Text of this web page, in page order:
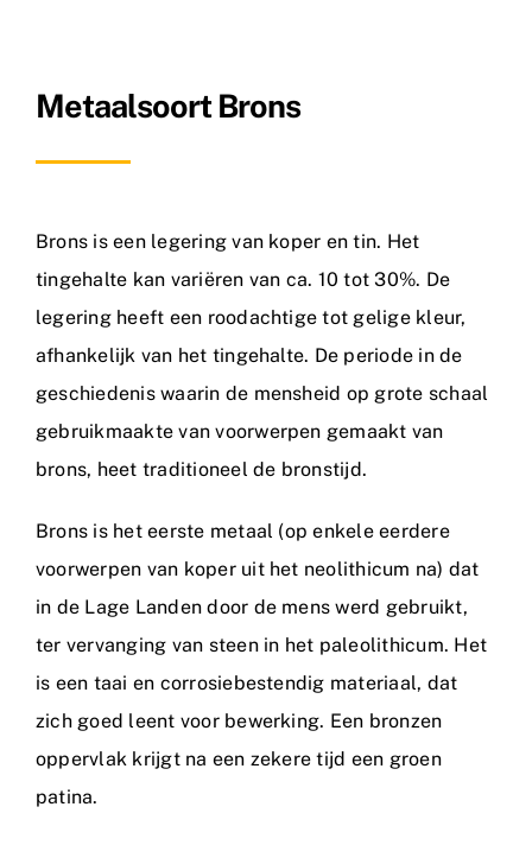
Contact
Metaalsoort Brons
Brons is een legering van koper en tin. Het
tingehalte kan variëren van ca. 10 tot 30%. De
legering heeft een roodachtige tot gelige kleur,
afhankelijk van het tingehalte. De periode in de
geschiedenis waarin de mensheid op grote schaal
gebruikmaakte van voorwerpen gemaakt van
brons, heet traditioneel de bronstijd.
Brons is het eerste metaal (op enkele eerdere
voorwerpen van koper uit het neolithicum na) dat
in de Lage Landen door de mens werd gebruikt,
ter vervanging van steen in het paleolithicum. Het
is een taai en corrosiebestendig materiaal, dat
zich goed leent voor bewerking. Een bronzen
oppervlak krijgt na een zekere tijd een groen
patina.